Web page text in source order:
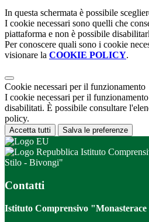
In questa schermata è possibile
I cookie necessari sono quelli che
piattaforma e non è possibile
Per conoscere quali sono i cookie
visionare la COOKIE POLICY.
Cookie necessari per il funzionamento
I cookie necessari per il
disabilitati. È possibile consultare
policy.
Accetta tutti Salva le preferenze
Istituto
Stilo - Bivongi"
Contatti
Istituto Comprensivo